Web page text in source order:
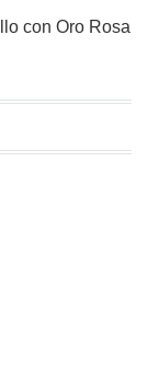
con Oro Rosa